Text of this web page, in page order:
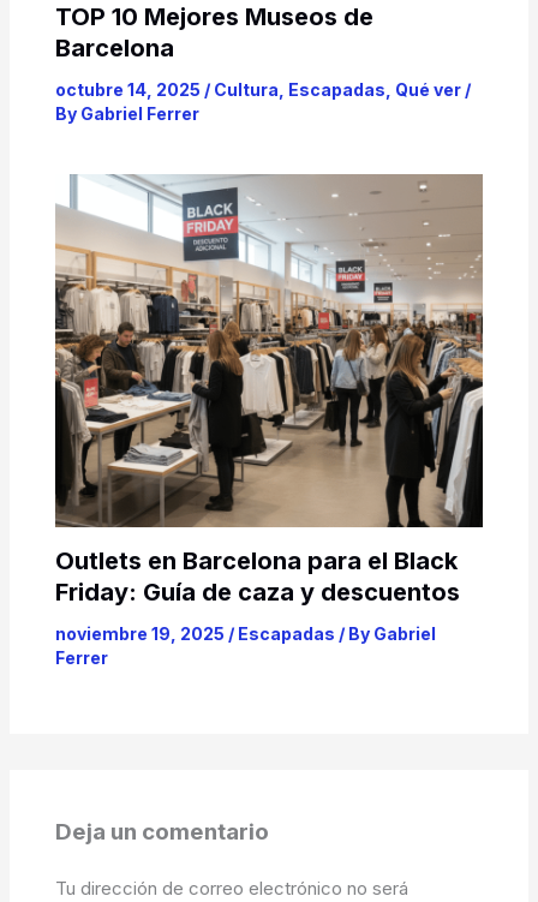
TOP 10 Mejores Museos de
Barcelona
octubre 14, 2025 / Cultura Escapadas Qué ver/
By Gabriel Ferrer
Outlets en Barcelona para el Black
Friday: Guía de caza y descuentos
noviembre 19, 2025 / Escapadas / By Gabriel
Ferrer
Deja un comentario
Tu dirección de correo electrónico no será